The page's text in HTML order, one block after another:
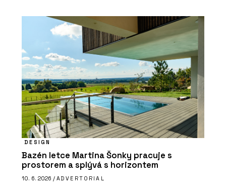
DESIGN
Bazén letce Martina Šonky pracuje s
prostorem a splývá s horizontem
10. 6. 2026 / ADVERTORIAL